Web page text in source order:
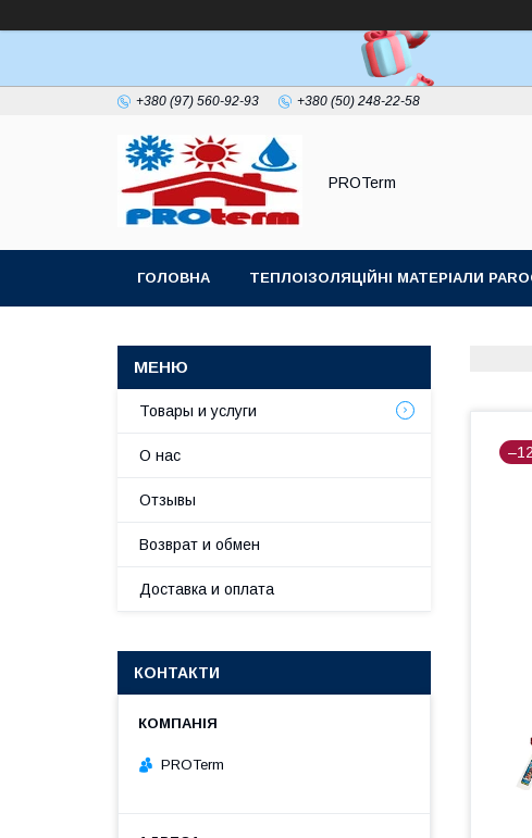
+380 (97) 560-92-93 +380 (50) 248-22-58
PROTerm
ГОЛОВНА ТЕПЛОІЗОЛЯЦІЙНІ МАТЕРІАЛИ
Товары и услуги
О нас
Отзывы
Возврат и обмен
Доставка и оплата
КОНТАКТИ
PROTerm